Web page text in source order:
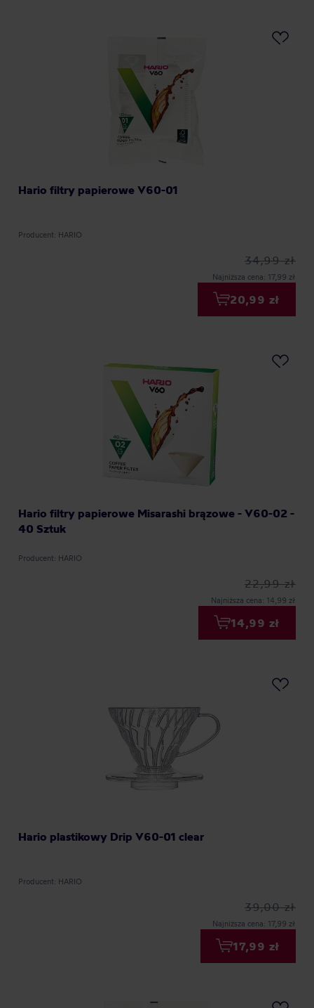
Hario filtry papierowe V60-01
Producent: HARIO
34,99 zł
Najniższa cena: 17,99 zł
20,99 zł
Hario filtry papierowe Misarashi brązowe - V60-02 -
40 Sztuk
Producent: HARIO
22,99 zł
Najniższa cena: 14,99 zł
14,99 zł
Hario plastikowy Drip V60-01 clear
Producent: HARIO
39,00 zł
Najniższa cena: 17,99 zł
17,99 zł